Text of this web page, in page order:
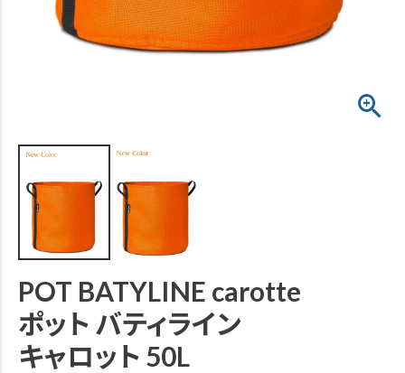
POT BATYLINE carotte
ポット バティライン
キャロット 50L